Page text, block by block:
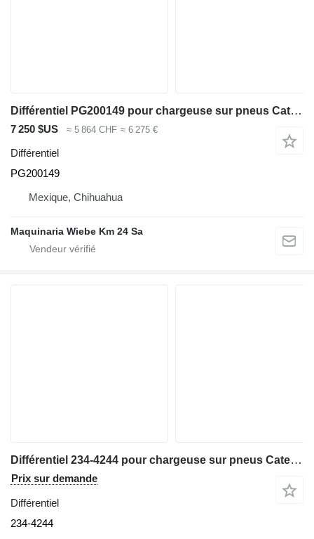
Différentiel PG200149 pour chargeuse sur pneus Caterpillar 544J
7 250 $US ≈ 5 864 CHF ≈ 6 275 €
Différentiel
PG200149
Mexique, Chihuahua
Maquinaria Wiebe Km 24 Sa
Différentiel 234-4244 pour chargeuse sur pneus Caterpillar 930
Prix sur demande
Différentiel
234-4244